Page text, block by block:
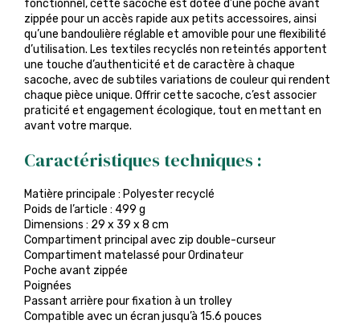
fonctionnel, cette sacoche est dotée d’une poche avant
zippée pour un accès rapide aux petits accessoires, ainsi
qu’une bandoulière réglable et amovible pour une flexibilité
d’utilisation. Les textiles recyclés non reteintés apportent
une touche d’authenticité et de caractère à chaque
sacoche, avec de subtiles variations de couleur qui rendent
chaque pièce unique. Offrir cette sacoche, c’est associer
praticité et engagement écologique, tout en mettant en
avant votre marque.
Caractéristiques techniques :
Matière principale : Polyester recyclé
Poids de l’article : 499 g
Dimensions : 29 x 39 x 8 cm
Compartiment principal avec zip double-curseur
Compartiment matelassé pour Ordinateur
Poche avant zippée
Poignées
Passant arrière pour fixation à un trolley
Compatible avec un écran jusqu’à 15.6 pouces